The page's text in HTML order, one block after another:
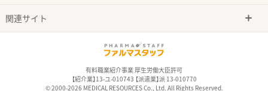
関連サイト
有料職業紹介事業 厚生労働大臣許可
【紹介業】13-ユ-010743 【派遣業】派 13-010770
© 2000-2026 MEDICAL RESOURCES Co., Ltd. All Rights Reserved.